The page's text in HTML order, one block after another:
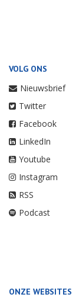
VOLG ONS
Nieuwsbrief
Twitter
Facebook
LinkedIn
Youtube
Instagram
RSS
Podcast
ONZE WEBSITES